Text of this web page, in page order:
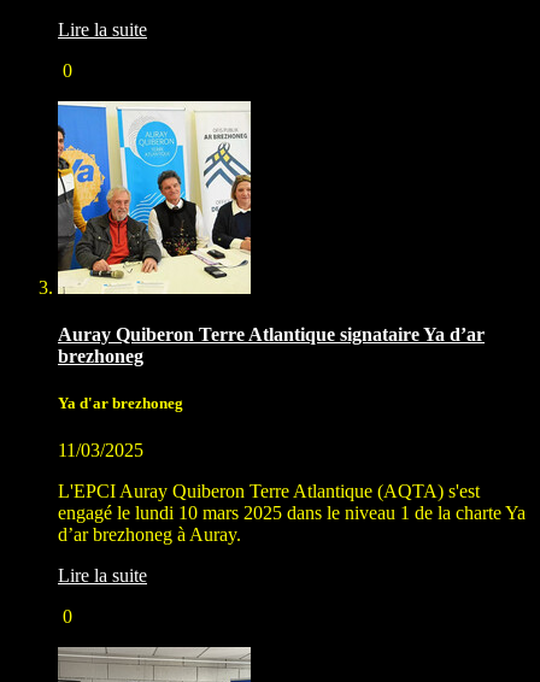
Lire la suite
0
Auray Quiberon Terre Atlantique signataire Ya d’ar
brezhoneg
Ya d'ar brezhoneg
11/03/2025
L'EPCI Auray Quiberon Terre Atlantique (AQTA) s'est
engagé le lundi 10 mars 2025 dans le niveau 1 de la charte Ya
d’ar brezhoneg à Auray.
Lire la suite
0